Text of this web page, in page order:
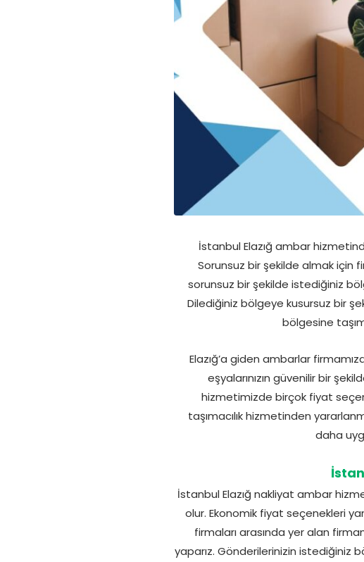
İstanbul Elazığ ambar
Sorunsuz bir şekilde almak için
sorunsuz bir şekilde istediğiniz
Dilediğiniz bölgeye kusursuz bir
bölgesine
Elazığ’a giden ambarlar
eşyalarınızın güvenilir bir
hizmetimizde birçok fiyat
taşımacılık hizmetinden
daha
İstanbul Elazığ nakliyat ambar
olur. Ekonomik fiyat seçenekleri
firmaları arasında yer alan
yaparız. Gönderilerinizin istediğiniz